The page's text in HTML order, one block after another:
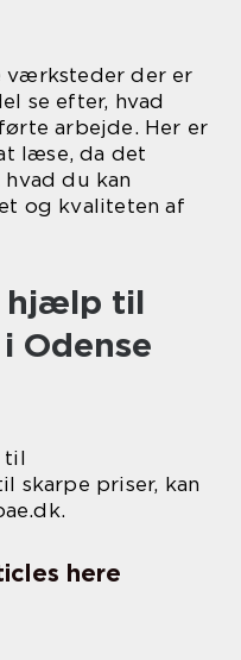
værksteder der er
se efter, hvad
arbejde. Her er
læse, da det
du kan
og kvaliteten af
hjælp til
Odense
til
skarpe priser, kan
here